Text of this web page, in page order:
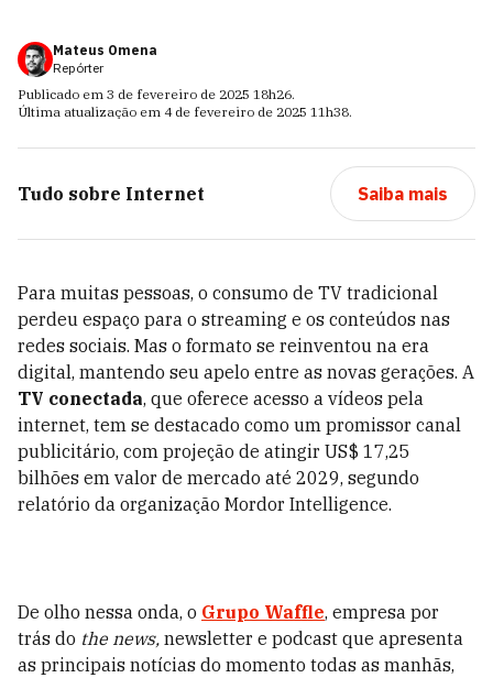
Mateus Omena
Repórter
Publicado em 3 de fevereiro de 2025 18h26.
Última atualização em 4 de fevereiro de 2025 11h38.
Tudo sobre Internet Saiba mais
Para muitas pessoas, o consumo de TV tradicional
perdeu espaço para o streaming e os conteúdos nas
redes sociais. Mas o formato se reinventou na era
digital, mantendo seu apelo entre as novas gerações. A
TV conectada, que oferece acesso a vídeos pela
internet, tem se destacado como um promissor canal
publicitário, com projeção de atingir US$ 17,25
bilhões em valor de mercado até 2029, segundo
relatório da organização Mordor Intelligence.
De olho nessa onda, o Grupo Waffle, empresa por
trás do the news, newsletter e podcast que apresenta
as principais notícias do momento todas as manhãs,